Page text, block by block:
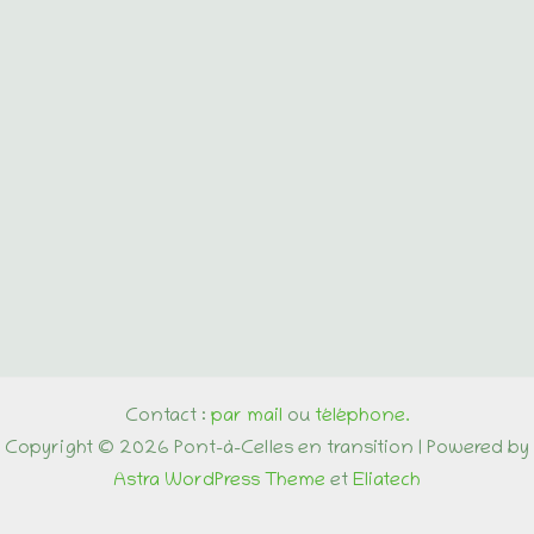
Contact : par mail ou téléphone.
Copyright © 2026 Pont-à-Celles en transition | Powered by
Astra WordPress Theme et Eliatech